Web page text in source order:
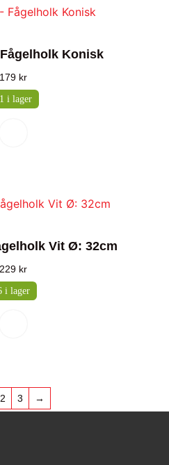
Konisk
179 kr
i lager
Vit Ø: 32cm
229 kr
i lager
2 3 →